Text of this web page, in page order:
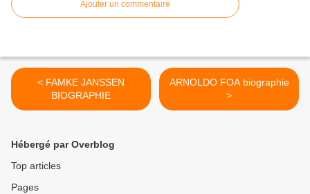
Ajouter un commentaire
< FAMKE JANSSEN
BIOGRAPHIE
ARNOLDO FOA biographie
>
Hébergé par Overblog
Top articles
Pages